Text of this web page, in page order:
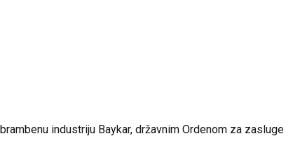
industriju Baykar, državnim Ordenom za zasluge